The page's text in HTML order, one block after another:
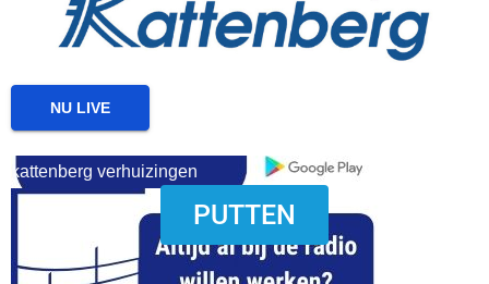
download onzze App
kattenberg verhuizingen
NU LIVE
PUTTEN